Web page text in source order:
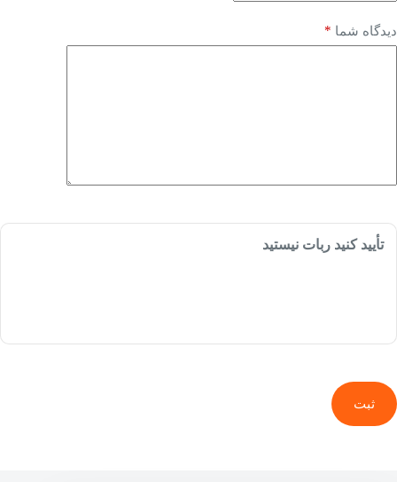
دیدگاه شما *
تأیید کنید ربات نیستید
ثبت